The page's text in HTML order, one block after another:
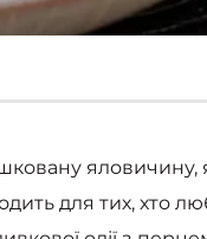
для тих, хто